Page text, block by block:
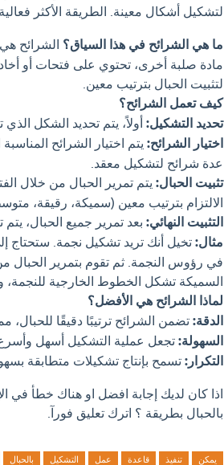
لتشكيل أشكال معينة. الطريقة الأكثر
ما هي الشرائح في هذا السياق؟ الشرائح
مادة صلبة أخرى، تحتوي على فتحات أو
لتثبيت الحبال بترتيب معين.
كيف تعمل الشرائح؟
تحديد التشكيل: أولاً، يتم تحديد الشكل الذي
اختيار الشرائح: يتم اختيار الشرائح
عدة شرائح لتشكيل معقد.
تثبيت الحبال: يتم تمرير الحبال من خلال
الالتزام بترتيب معين (سميكة، رقيقة،
التثبيت النهائي: بعد تمرير جميع الحبال، يتم
مثال: تخيل أنك تريد تشكيل نجمة.
في رؤوس النجمة. ثم تقوم بتمرير الحبال
السميكة تشكل الخطوط الخارجية للنجمة،
لماذا الشرائح هي الأفضل؟
الدقة: تضمن الشرائح ترتيبًا دقيقًا
السهولة: تجعل عملية التشكيل أسهل
التكرار: تسمح بإنتاج تشكيلات متطابقة
اذا كان لديك إجابة افضل او هناك خطأ في
بالحبال بطريقة ؟ اترك تعليق فورآ.
يمكن تنفيذ قاعدة عمل التشكيل بالحبال